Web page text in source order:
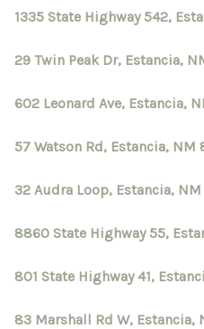
SELL A
SELL A
1335 State Highway 542,
29 Twin Peak Dr, Estancia,
602 Leonard Ave, Estancia,
57 Watson Rd, Estancia, NM
32 Audra Loop, Estancia,
8860 State Highway 55,
801 State Highway 41,
83 Marshall Rd W, Estancia,